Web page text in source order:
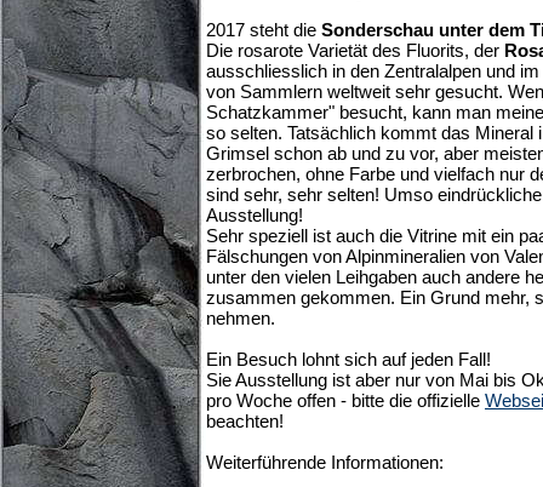
2017 steht die Sonderschau unter dem
Die rosarote Varietät des Fluorits, der
ausschliesslich in den Zentralalpen und
von Sammlern weltweit sehr gesucht.
Schatzkammer" besucht, kann man
so selten. Tatsächlich kommt das Mineral
Grimsel schon ab und zu vor, aber
zerbrochen, ohne Farbe und vielfach nur
sind sehr, sehr selten! Umso
Ausstellung!
Sehr speziell ist auch die Vitrine mit ein
Fälschungen von Alpinmineralien von
unter den vielen Leihgaben auch andere
zusammen gekommen. Ein Grund mehr,
nehmen.
Ein Besuch lohnt sich auf jeden Fall!
Sie Ausstellung ist aber nur von Mai bis
pro Woche offen - bitte die offizielle
beachten!
Weiterführende Informationen: